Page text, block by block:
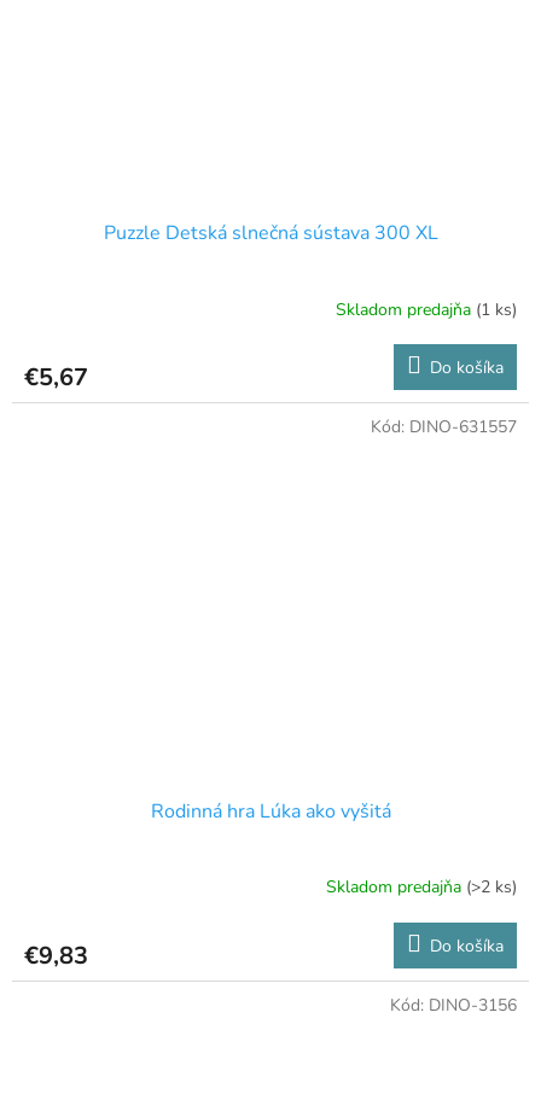
Puzzle Detská slnečná sústava 300 XL
Skladom predajňa (1 ks)
€5,67 Do košíka
Rodinná hra Lúka ako vyšitá
Skladom predajňa (>2 ks)
€9,83 Do košíka
Kód: DINO-631557
Kód: DINO-3156